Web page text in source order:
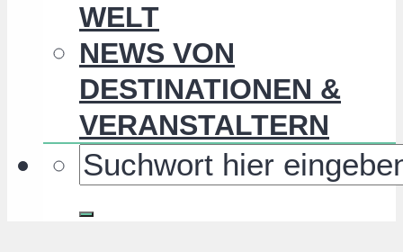
WELT
NEWS VON
DESTINATIONEN &
VERANSTALTERN